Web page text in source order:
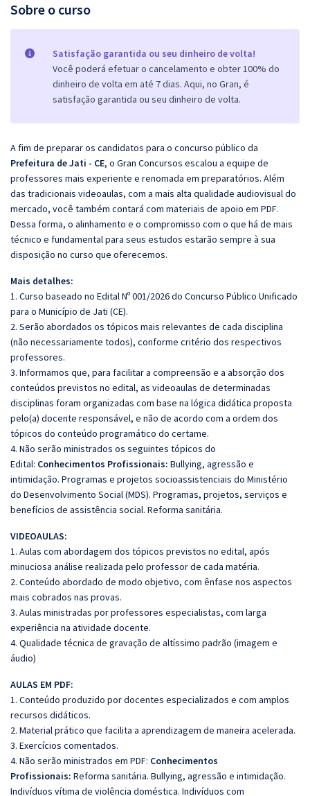
Sobre o curso
Satisfação garantida ou seu dinheiro de volta!
Você poderá efetuar o cancelamento e obter 100% do
dinheiro de volta em até 7 dias. Aqui, no Gran, é
satisfação garantida ou seu dinheiro de volta.
A fim de preparar os candidatos para o concurso público da
Prefeitura de Jati - CE, o Gran Concursos escalou a equipe de
professores mais experiente e renomada em preparatórios. Além
das tradicionais videoaulas, com a mais alta qualidade audiovisual do
mercado, você também contará com materiais de apoio em PDF.
Dessa forma, o alinhamento e o compromisso com o que há de mais
técnico e fundamental para seus estudos estarão sempre à sua
disposição no curso que oferecemos.
Mais detalhes:
1. Curso baseado no Edital Nº 001/2026 do Concurso Público Unificado
para o Município de Jati (CE).
2. Serão abordados os tópicos mais relevantes de cada disciplina
(não necessariamente todos), conforme critério dos respectivos
professores.
3. Informamos que, para facilitar a compreensão e a absorção dos
conteúdos previstos no edital, as videoaulas de determinadas
disciplinas foram organizadas com base na lógica didática proposta
pelo(a) docente responsável, e não de acordo com a ordem dos
tópicos do conteúdo programático do certame.
4. Não serão ministrados os seguintes tópicos do
Edital: Conhecimentos Profissionais: Bullying, agressão e
intimidação. Programas e projetos socioassistenciais do Ministério
do Desenvolvimento Social (MDS). Programas, projetos, serviços e
benefícios de assistência social. Reforma sanitária.
VIDEOAULAS:
1. Aulas com abordagem dos tópicos previstos no edital, após
minuciosa análise realizada pelo professor de cada matéria.
2. Conteúdo abordado de modo objetivo, com ênfase nos aspectos
mais cobrados nas provas.
3. Aulas ministradas por professores especialistas, com larga
experiência na atividade docente.
4. Qualidade técnica de gravação de altíssimo padrão (imagem e
áudio)
AULAS EM PDF:
1. Conteúdo produzido por docentes especializados e com amplos
recursos didáticos.
2. Material prático que facilita a aprendizagem de maneira acelerada.
3. Exercícios comentados.
4. Não serão ministrados em PDF: Conhecimentos
Profissionais: Reforma sanitária. Bullying, agressão e intimidação.
Indivíduos vítima de violência doméstica. Indivíduos com